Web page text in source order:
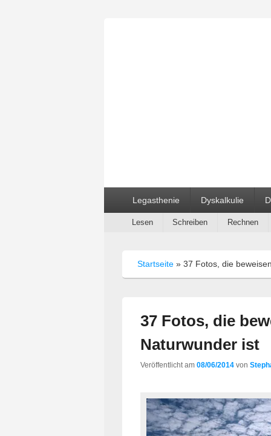
ABC und 123
Legasthenie Dyskalkulie
Sekundäres
Lesen Schreiben Rechnen
Startseite » 37 Fotos, die
37 Fotos, die
Naturwunder ist
Veröffentlicht am 08/06/2014 von